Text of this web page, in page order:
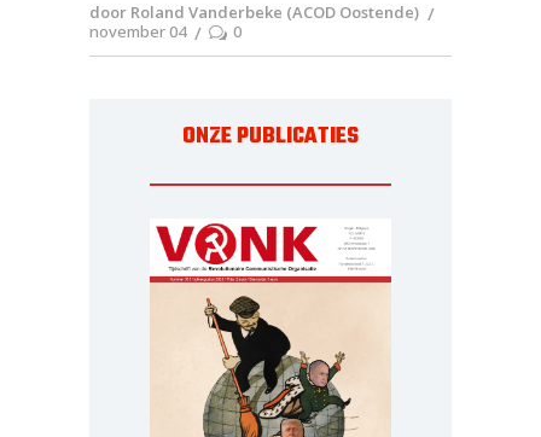
door Roland Vanderbeke (ACOD Oostende)
november 04
0
ONZE PUBLICATIES